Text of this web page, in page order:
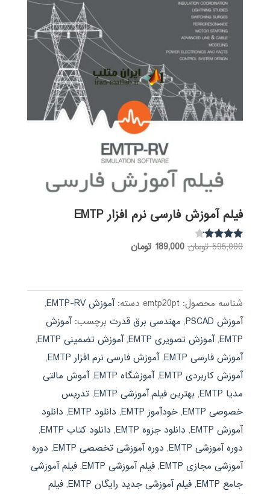
فیلم آموزش فارسی نرم افزار EMTP
نمره
595,000 تومان قیمت
بود.
189,000 تومانقیمت
شناسه محصول: emtp20pt دسته:آموزش EMTP-RV
,
آموزش PSCAD
, مهندسی برق قدرت برچسب:آموزش
EMTP
,آموزش تصویری EMTP ,آموزش تضمینی EMTP
,
آموزش فارسی EMTP
,آموزش فارسی نرم افزار EMTP
,
آموزش کاربردی EMTP
,آموزشگاه EMTP ,آموش مالتی
مدیا EMTP
, بهترین فیلم آموزشی EMTP , تدریس
خصوصی EMTP
, خودآموز EMTP , دانلود EMTP , دانلود
آموزش EMTP
, دانلود جزوه EMTP , دانلود کتاب EMTP
,
دوره آموزشی EMTP
, دوره آموزشی تخصصی EMTP , دوره
آموزشی مجازی EMTP
, فیلم آموزشی EMTP , فیلم آموزشی
جامع EMTP
, فیلم آموزشی جدید رایگان EMTP , فیلم